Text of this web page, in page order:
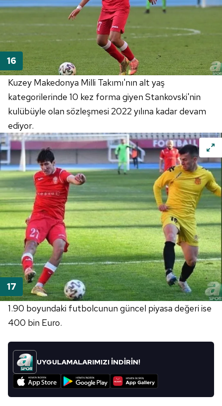
Kuzey Makedonya Milli Takımı'nın alt yaş
kategorilerinde 10 kez forma giyen Stankovski'nin
kulübüyle olan sözleşmesi 2022 yılına kadar devam
ediyor.
1.90 boyundaki futbolcunun güncel piyasa değeri ise
400 bin Euro.
UYGULAMALARIMIZI İNDİRİN!